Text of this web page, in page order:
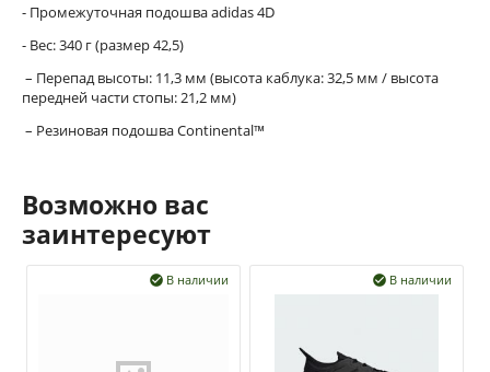
- Промежуточная подошва adidas 4D
- Вес: 340 г (размер 42,5)
– Перепад высоты: 11,3 мм (высота каблука: 32,5 мм / высота
передней части стопы: 21,2 мм)
– Резиновая подошва Continental™
Возможно вас
заинтересуют
В наличии
 В наличии
